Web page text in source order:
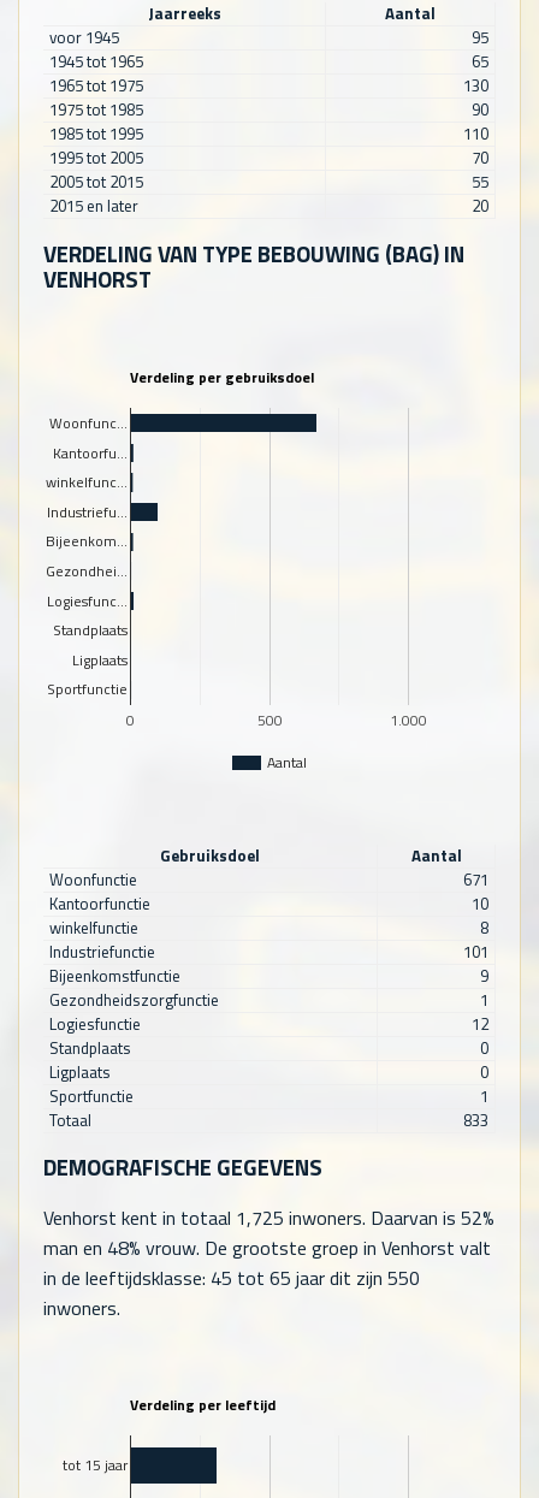
Jaarreeks
Aantal
voor 1945
95
1945 tot 1965
65
1965 tot 1975
130
1975 tot 1985
90
1985 tot 1995
110
1995 tot 2005
70
2005 tot 2015
55
2015 en later
20
VERDELING VAN TYPE BEBOUWING (BAG) IN
VENHORST
Verdeling per gebruiksdoel
Aantal
0 500 1.000
Woonfunc…
Kantoorfu…
winkelfunc…
Industriefu…
Bijeenkom…
Gezondhei…
Logiesfunc…
Standplaats
Ligplaats
Sportfunctie
Gebruiksdoel
Aantal
Woonfunctie
671
Kantoorfunctie
10
winkelfunctie
8
Industriefunctie
101
Bijeenkomstfunctie
9
Gezondheidszorgfunctie
1
Logiesfunctie
12
Standplaats
0
Ligplaats
0
Sportfunctie
1
Totaal
833
DEMOGRAFISCHE GEGEVENS
Venhorst kent in totaal 1,725 inwoners. Daarvan is 52%
man en 48% vrouw. De grootste groep in Venhorst valt
in de leeftijdsklasse: 45 tot 65 jaar dit zijn 550
inwoners.
Verdeling per leeftijd
tot 15 jaar